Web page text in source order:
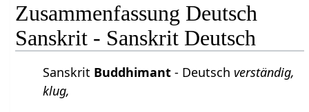
Zusammenfassung Deutsch
Sanskrit - Sanskrit Deutsch
Sanskrit Buddhimant - Deutsch verständig,
klug,